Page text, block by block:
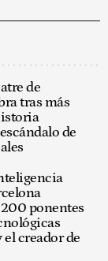
de
tras más
de
ponentes
creador de